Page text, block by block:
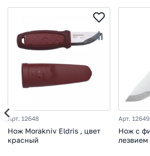
Арт. 12648
Нож Morakniv Eldris , цвет
красный
Арт. 12649
Нож с